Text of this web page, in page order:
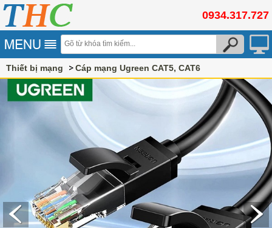
0934.317.727
Thiết bị mạng Cáp mạng Ugreen CAT5, CAT6